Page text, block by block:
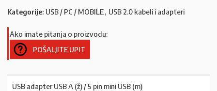
Kategorije: USB / PC / MOBILE, USB 2.0 kabeli i adapteri
Ako imate pitanja o proizvodu:
POŠALJITE UPIT
USB adapter USB A (ž) / 5 pin mini USB (m)